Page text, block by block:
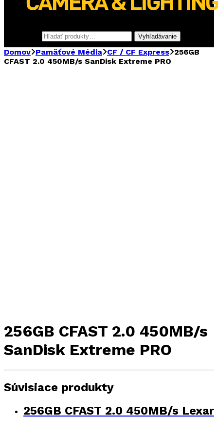
Vyhľadávanie
Domov Pamäťové Média CF / CF Express 256GB
CFAST 2.0 450MB/s SanDisk Extreme PRO
256GB CFAST 2.0 450MB/s
SanDisk Extreme PRO
Súvisiace produkty
256GB CFAST 2.0 450MB/s Lexar